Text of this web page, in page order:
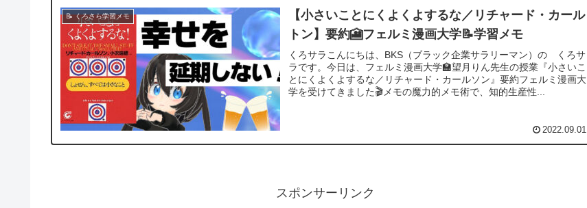
📝 くろさら学習メモ
【小さいことにくよくよするな／リチャード・カール
トン】要約🎦フェルミ漫画大学📝学習メモ
くろサラこんにちは、BKS（ブラック企業サラリーマン）の くろサ
ラです。今日は、フェルミ漫画大学🏫望月りん先生の授業『小さいこ
とにくよくよするな／リチャード・カールソン』要約フェルミ漫画大
学を受けてきました🎬メモの魔力的メモ術で、知的生産性...
2022.09.01
スポンサーリンク